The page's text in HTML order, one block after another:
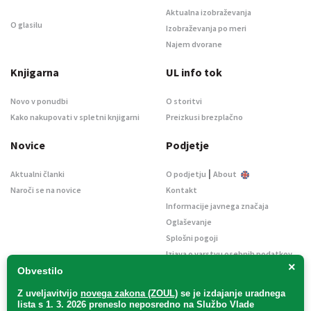
×
Obvestilo
Z uveljavitvijo novega zakona (ZOUL) se je izdajanje uradnega
lista s 1. 3. 2026 preneslo neposredno na Službo Vlade
O glasilu
Aktualna izobraževanja
Izobraževanja po meri
Najem dvorane
Knjigarna
Novo v ponudbi
Kako nakupovati v spletni knjigarni
UL info tok
O storitvi
Preizkusi brezplačno
Novice
Aktualni članki
Naroči se na novice
Podjetje
O podjetju | About
Kontakt
Informacije javnega značaja
Oglaševanje
Splošni pogoji
Izjava o varstvu osebnih podatkov